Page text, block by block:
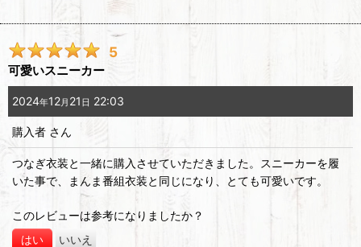
5
可愛いスニーカー
2024年12月 21 日 22:03
購入者 さん
つなぎ衣装と一緒に購入させていただきました。スニーカーを履
いた事で、まんま番組衣装と同じになり、とても可愛いです。
このレビューは参考になりましたか？
はい いいえ